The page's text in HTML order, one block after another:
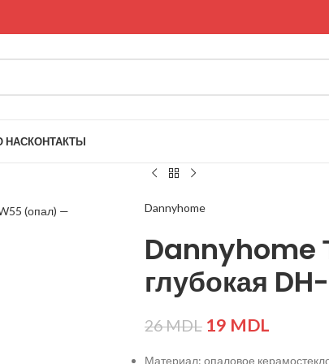
НАСКОНТАКТЫ
Dannyhome
Dannyhome
глубокая
26MDL 19 MDL
Материал: опаловое